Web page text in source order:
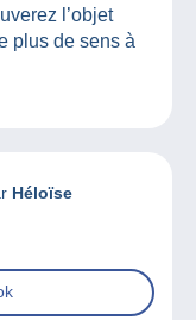
l’objet
plus de sens à
Héloïse